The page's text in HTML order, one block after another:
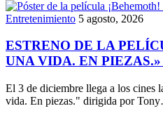
Entretenimiento 5 agosto, 2026
ESTRENO DE LA
UNA VIDA. EN
El 3 de diciembre llega a los cines
vida. En piezas." dirigida por